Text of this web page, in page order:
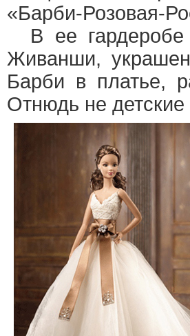
«Барби-Розовая-
В ее гардеробе
Живанши,
Барби в платье,
Отнюдь не детские